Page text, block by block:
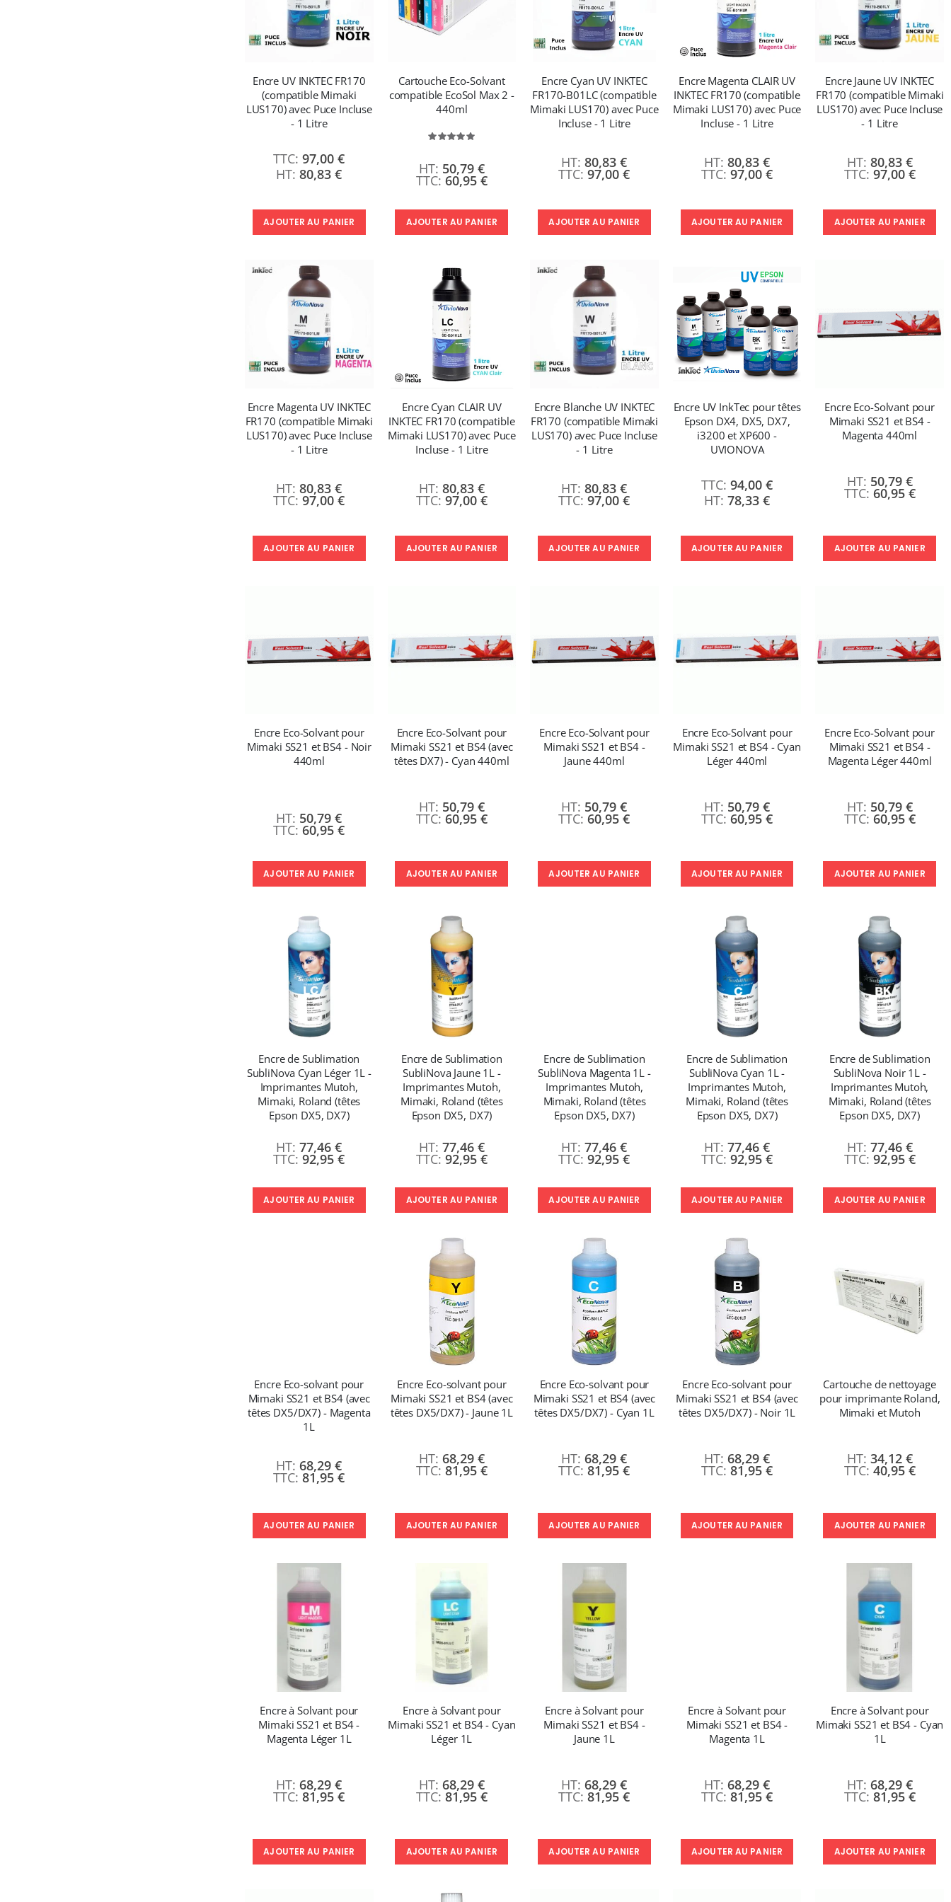
Encre UV INKTEC FR170
(compatible Mimaki
LUS170) avec Puce Incluse
- 1 Litre
97,00 €
80,83 €
AJOUTER AU PANIER
Cartouche Eco-Solvant
compatible EcoSol Max 2 -
440ml
Évaluation:
60,95 €
50,79 €
AJOUTER AU PANIER
Encre Cyan UV INKTEC
FR170-B01LC (compatible
Mimaki LUS170) avec Puce
Incluse - 1 Litre
97,00 €
80,83 €
AJOUTER AU PANIER
Encre Magenta CLAIR UV
INKTEC FR170 (compatible
Mimaki LUS170) avec Puce
Incluse - 1 Litre
97,00 €
80,83 €
AJOUTER AU PANIER
Encre Jaune UV INKTEC
FR170 (compatible Mimaki
LUS170) avec Puce Incluse
- 1 Litre
97,00 €
80,83 €
AJOUTER AU PANIER
Encre Magenta UV INKTEC
FR170 (compatible Mimaki
LUS170) avec Puce Incluse
- 1 Litre
97,00 €
80,83 €
AJOUTER AU PANIER
Encre Cyan CLAIR UV
INKTEC FR170 (compatible
Mimaki LUS170) avec Puce
Incluse - 1 Litre
97,00 €
80,83 €
AJOUTER AU PANIER
Encre Blanche UV INKTEC
FR170 (compatible Mimaki
LUS170) avec Puce Incluse
- 1 Litre
97,00 €
80,83 €
AJOUTER AU PANIER
Encre UV InkTec pour têtes
Epson DX4, DX5, DX7,
i3200 et XP600 -
UVIONOVA
94,00 €
78,33 €
AJOUTER AU PANIER
Encre Eco-Solvant pour
Mimaki SS21 et BS4 -
Magenta 440ml
60,95 €
50,79 €
AJOUTER AU PANIER
Encre Eco-Solvant pour
Mimaki SS21 et BS4 - Noir
440ml
60,95 €
50,79 €
AJOUTER AU PANIER
Encre Eco-Solvant pour
Mimaki SS21 et BS4 (avec
têtes DX7) - Cyan 440ml
60,95 €
50,79 €
AJOUTER AU PANIER
Encre Eco-Solvant pour
Mimaki SS21 et BS4 -
Jaune 440ml
60,95 €
50,79 €
AJOUTER AU PANIER
Encre Eco-Solvant pour
Mimaki SS21 et BS4 - Cyan
Léger 440ml
60,95 €
50,79 €
AJOUTER AU PANIER
Encre Eco-Solvant pour
Mimaki SS21 et BS4 -
Magenta Léger 440ml
60,95 €
50,79 €
AJOUTER AU PANIER
Encre de Sublimation
SubliNova Cyan Léger 1L -
Imprimantes Mutoh,
Mimaki, Roland (têtes
Epson DX5, DX7)
92,95 €
77,46 €
AJOUTER AU PANIER
Encre de Sublimation
SubliNova Jaune 1L -
Imprimantes Mutoh,
Mimaki, Roland (têtes
Epson DX5, DX7)
92,95 €
77,46 €
AJOUTER AU PANIER
Encre de Sublimation
SubliNova Magenta 1L -
Imprimantes Mutoh,
Mimaki, Roland (têtes
Epson DX5, DX7)
92,95 €
77,46 €
AJOUTER AU PANIER
Encre de Sublimation
SubliNova Cyan 1L -
Imprimantes Mutoh,
Mimaki, Roland (têtes
Epson DX5, DX7)
92,95 €
77,46 €
AJOUTER AU PANIER
Encre de Sublimation
SubliNova Noir 1L -
Imprimantes Mutoh,
Mimaki, Roland (têtes
Epson DX5, DX7)
92,95 €
77,46 €
AJOUTER AU PANIER
Encre Eco-solvant pour
Mimaki SS21 et BS4 (avec
têtes DX5/DX7) - Magenta
1L
81,95 €
68,29 €
AJOUTER AU PANIER
Encre Eco-solvant pour
Mimaki SS21 et BS4 (avec
têtes DX5/DX7) - Jaune 1L
81,95 €
68,29 €
AJOUTER AU PANIER
Encre Eco-solvant pour
Mimaki SS21 et BS4 (avec
têtes DX5/DX7) - Cyan 1L
81,95 €
68,29 €
AJOUTER AU PANIER
Encre Eco-solvant pour
Mimaki SS21 et BS4 (avec
têtes DX5/DX7) - Noir 1L
81,95 €
68,29 €
AJOUTER AU PANIER
Cartouche de nettoyage
pour imprimante Roland,
Mimaki et Mutoh
40,95 €
34,12 €
AJOUTER AU PANIER
Encre à Solvant pour
Mimaki SS21 et BS4 -
Magenta Léger 1L
81,95 €
68,29 €
AJOUTER AU PANIER
Encre à Solvant pour
Mimaki SS21 et BS4 - Cyan
Léger 1L
81,95 €
68,29 €
AJOUTER AU PANIER
Encre à Solvant pour
Mimaki SS21 et BS4 -
Jaune 1L
81,95 €
68,29 €
AJOUTER AU PANIER
Encre à Solvant pour
Mimaki SS21 et BS4 -
Magenta 1L
81,95 €
68,29 €
AJOUTER AU PANIER
Encre à Solvant pour
Mimaki SS21 et BS4 - Cyan
1L
81,95 €
68,29 €
AJOUTER AU PANIER